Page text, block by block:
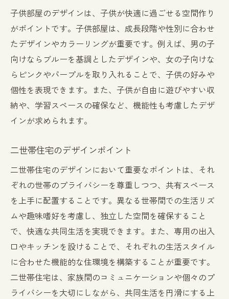
子供部屋のデザインは、子供が快適に過ごせる空間作り
がポイントです。子供部屋は、成長段階や性別に合わせ
たデザインやカラーリングが重要です。例えば、男の子
向けならブルーを基調としたデザインや、女の子向けな
らピンクやパープルを取り入れることで、子供の好みや
個性を表現できます。また、子供が自由に遊びやすい収
納や、学習スペースの確保など、機能性も考慮したデザ
インが求められます。
二世帯住宅のデザインポイント
二世帯住宅のデザインにおいて重要なポイントは、それ
ぞれの世帯のプライバシーを尊重しつつ、共有スペース
を上手に配置することです。異なる世帯間での生活リズ
ムや趣味嗜好を考慮し、独立した空間を確保すること
で、快適な共同生活を実現できます。また、専用の出入
口やキッチンを設けることで、それぞれの生活スタイル
に合わせた機能的な住環境を構築することが重要です。
二世帯住宅は、家族間のコミュニケーションや個々のプ
ライバシーを大切にしながら、共同生活を円滑にする上